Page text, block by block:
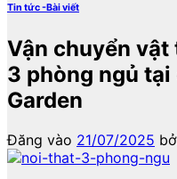
Tin tức -Bài viết
Vận chuyển
3 phòng ngủ
Garden
Đăng vào 21/07/2025